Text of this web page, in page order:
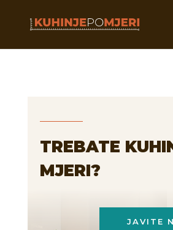
TREBATE
MJERI?
JAVITE